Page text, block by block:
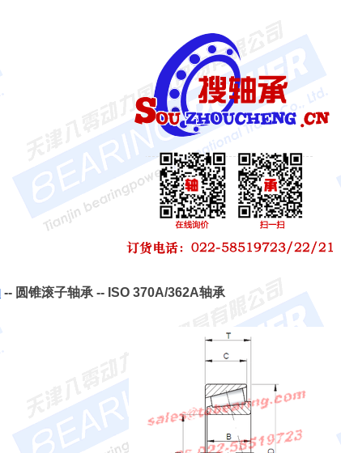
-- 圆锥滚子轴承 -- ISO 370A/362A轴承